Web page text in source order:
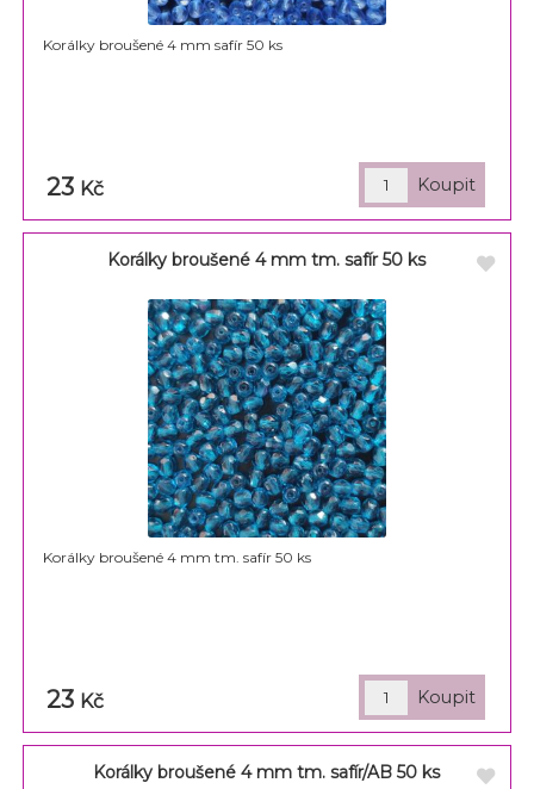
Korálky broušené 4 mm safír 50 ks
23 Kč
Korálky broušené 4 mm tm. safír 50 ks
Korálky broušené 4 mm tm. safír 50 ks
23 Kč
Korálky broušené 4 mm tm. safír/AB 50 ks